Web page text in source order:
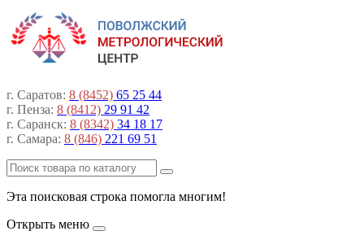
г. Саратов: 8 (8452) 65 25 44
г. Пенза: 8 (8412) 29 91 42
г. Саранск: 8 (8342) 34 18 17
г. Самара: 8 (846) 221 69 51
Эта поисковая строка помогла многим!
Открыть меню